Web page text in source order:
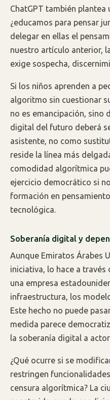
ChatGPT también plantea
¿educamos para pensar
delegar en ellas el
nuestro artículo anterior,
exige sospecha,
Si los niños aprenden a
algoritmo sin cuestionar
no es emancipación, sino
digital del futuro deberá
asistente, no como
reside la línea más
comodidad algorítmica
ejercicio democrático si
formación en
tecnológica.
Soberanía digital y
Aunque Emiratos Árabes
iniciativa, lo hace a través
una empresa
infraestructura, los
Este hecho no puede
medida parece
la soberanía digital a
¿Qué ocurre si se
restringen
censura algorítmica? La